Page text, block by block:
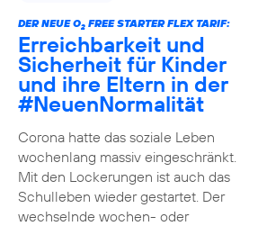
DER NEUE O2FREE STARTER FLEX TARIF:
Erreichbarkeit und
Sicherheit für Kinder
und ihre Eltern in der
#NeuenNormalität
Corona hatte das soziale Leben
wochenlang massiv eingeschränkt.
Mit den Lockerungen ist auch das
Schulleben wieder gestartet. Der
wechselnde wochen- oder